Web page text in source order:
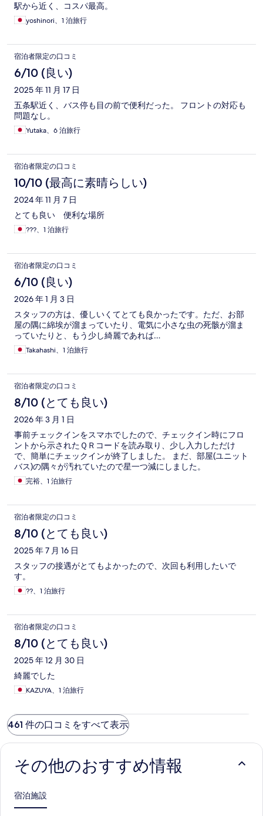
駅から近く、コスパ最高。
yoshinori、1 泊旅行
宿泊者限定の口コミ
6/10 (良い)
2025 年 11 月 17 日
五条駅近く、バス停も目の前で便利だった。 フロントの対応も
問題なし。
Yutaka、6 泊旅行
宿泊者限定の口コミ
10/10 (最高に素晴らしい)
2024 年 11 月 7 日
とても良い 便利な場所
???、1 泊旅行
宿泊者限定の口コミ
6/10 (良い)
2026 年 1 月 3 日
スタッフの方は、優しいくてとても良かったです。ただ、お部
屋の隅に綿埃が溜まっていたり、電気に小さな虫の死骸が溜ま
っていたりと、もう少し綺麗であれば…
Takahashi、1 泊旅行
宿泊者限定の口コミ
8/10 (とても良い)
2026 年 3 月 1 日
事前チェックインをスマホでしたので、チェックイン時にフロ
ントから示されたＱＲコードを読み取り、少し入力しただけ
で、簡単にチェックインが終了しました。 まだ、部屋(ユニット
バス)の隅々が汚れていたので星一つ減にしました。
完裕、1 泊旅行
宿泊者限定の口コミ
8/10 (とても良い)
2025 年 7 月 16 日
スタッフの接遇がとてもよかったので、次回も利用したいで
す。
??、1 泊旅行
宿泊者限定の口コミ
8/10 (とても良い)
2025 年 12 月 30 日
綺麗でした
KAZUYA、1 泊旅行
461 件の口コミをすべて表示
その他のおすすめ情報
宿泊施設